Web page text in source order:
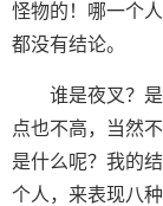
怪物的！哪一个
都没有结论。
谁是夜叉？
点也不高，当然
是什么呢？我的
个人，来表现八